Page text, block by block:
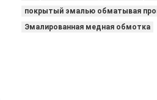
покрытый эмалью обматывая
Эмалированная медная обмотка